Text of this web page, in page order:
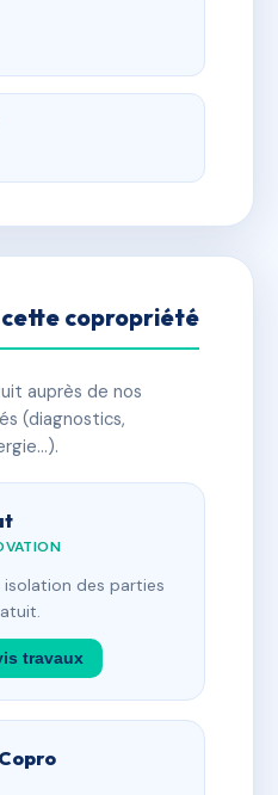
cette copropriété
auprès de nos
(diagnostics,
des parties
travaux